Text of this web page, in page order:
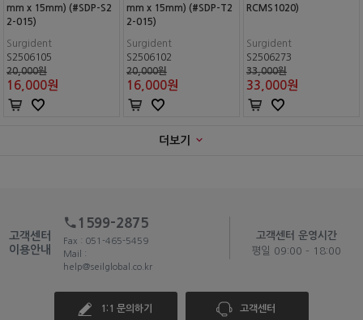
mm x 15mm) (#SDP-S2
2-015)
Surgident
S2506105
20,000원
16,000원
mm x 15mm) (#SDP-T2
2-015)
Surgident
S2506102
20,000원
16,000원
RCMS1020)
Surgident
S2506273
33,000원
33,000원
더보기
고객센터
이용안내
1599-2875
Fax : 051-465-5459
Mail :
help@seilglobal.co.kr
고객센터 운영시간
평일 09:00 - 18:00
1:1 문의하기 고객센터